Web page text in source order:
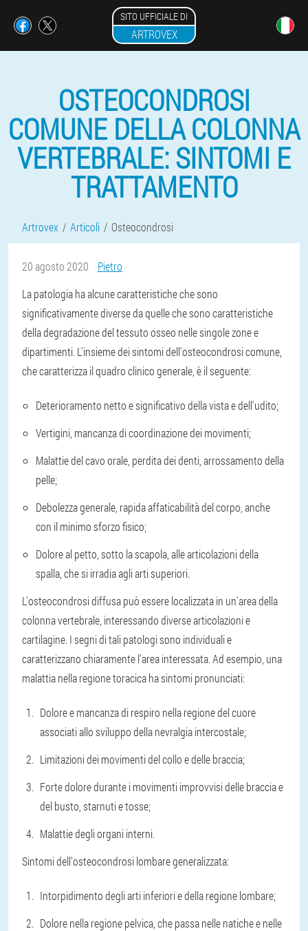
SITO UFFICIALE DI
ARTROVEX
OSTEOCONDROSI
COMUNE DELLA COLONNA
VERTEBRALE: SINTOMI E
TRATTAMENTO
Artrovex Articoli Osteocondrosi
20 agosto 2020
Pietro
La patologia ha alcune caratteristiche che sono
significativamente diverse da quelle che sono caratteristiche
della degradazione del tessuto osseo nelle singole zone e
dipartimenti. L'insieme dei sintomi dell'osteocondrosi comune,
che caratterizza il quadro clinico generale, è il seguente:
Deterioramento netto e significativo della vista e dell'udito;
Vertigini, mancanza di coordinazione dei movimenti;
Malattie del cavo orale, perdita dei denti, arrossamento della
pelle;
Debolezza generale, rapida affaticabilità del corpo, anche
con il minimo sforzo fisico;
Dolore al petto, sotto la scapola, alle articolazioni della
spalla, che si irradia agli arti superiori.
L'osteocondrosi diffusa può essere localizzata in un'area della
colonna vertebrale, interessando diverse articolazioni e
cartilagine. I segni di tali patologi sono individuali e
caratterizzano chiaramente l'area interessata. Ad esempio, una
malattia nella regione toracica ha sintomi pronunciati:
Dolore e mancanza di respiro nella regione del cuore
associati allo sviluppo della nevralgia intercostale;
Limitazioni dei movimenti del collo e delle braccia;
Forte dolore durante i movimenti improvvisi delle braccia e
del busto, starnuti e tosse;
Malattie degli organi interni.
Sintomi dell'osteocondrosi lombare generalizzata:
Intorpidimento degli arti inferiori e della regione lombare;
Dolore nella regione pelvica, che passa nelle natiche e nelle